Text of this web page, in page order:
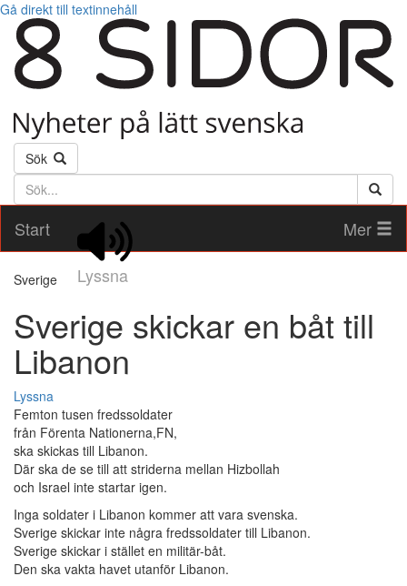
Gå direkt till textinnehåll
Sök
Söktext
Start
Lyssna
Mer
Sverige
Sverige skickar en båt till
Libanon
Lyssna
Femton tusen fredssoldater
från Förenta Nationerna,FN,
ska skickas till Libanon.
Där ska de se till att striderna mellan Hizbollah
och Israel inte startar igen.
Inga soldater i Libanon kommer att vara svenska.
Sverige skickar inte några fredssoldater till Libanon.
Sverige skickar i stället en militär-båt.
Den ska vakta havet utanför Libanon.